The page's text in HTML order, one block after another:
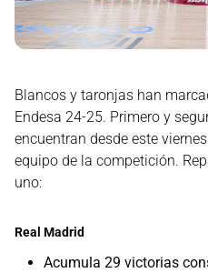
Blancos y taronjas han
Endesa 24-25. Primero y
encuentran desde este
equipo de la competición.
uno:
Real Madrid
Acumula 29 victorias